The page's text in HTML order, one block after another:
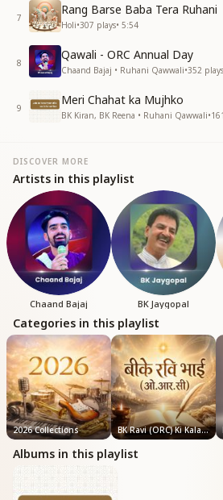
7
Rang Barse Baba Tera Ruhani
Holi•307 plays• 5:54
8
Qawali - ORC Annual Day
Chaand Bajaj • Ruhani Qawwali•352 plays
9
Meri Chahat ka Mujhko
BK Kiran, BK Reena • Ruhani Qawwali•161
DISCOVER MORE
Artists in this playlist
Chaand Bajaj BK Jaygopal
Categories in this playlist
2026 Collections BK Ravi (ORC) Ki Kalam Se..
Albums in this playlist